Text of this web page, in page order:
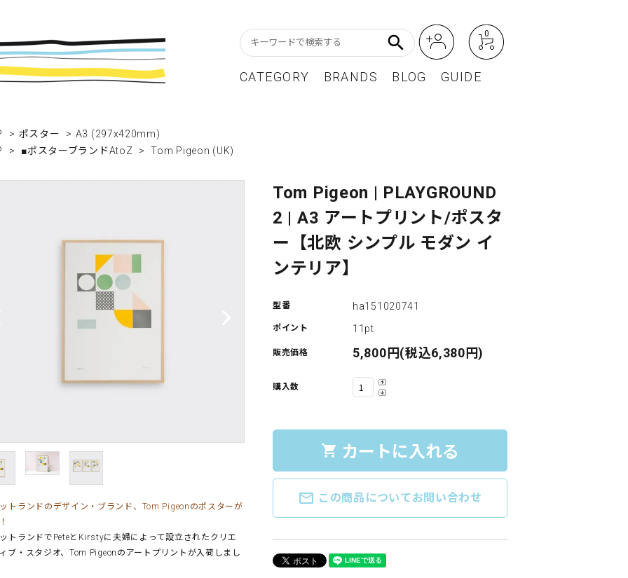
search 0
CATEGORY
ターフレーム
リビング
レディースファッション
BEST SELLER / ベストセラー
OUTLET / アウトレット
BRANDS
ブランドAtoZ
BLOG
In
卸販売について
GUIDE
> ポスター > A3 (297x420mm)
> ■ポスターブランドAtoZ > Tom Pigeon (UK)
トランドのデザイン・ブランド、Tom Pigeonのポスターが
トランドでPeteとKirstyに夫婦によって設立されたクリエ
ブ・スタジオ、Tom Pigeonのアートプリントが入荷しまし
Tom Pigeon | PLAYGROUND
2 | A3 アートプリント/ポスタ
ー【北欧 シンプル モダン イ
ンテリア】
型番 ha151020741
ポイント 11pt
販売価格 5,800円(税込6,380円)
購入数
shopping_cart カートに入れる
mail_outline この商品についてお問い合わせ